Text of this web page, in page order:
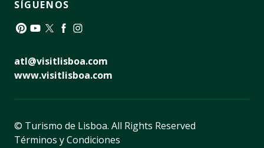
SÍGUENOS
atl@visitlisboa.com
www.visitlisboa.com
© Turismo de Lisboa. All Rights Reserved
Términos y Condiciones